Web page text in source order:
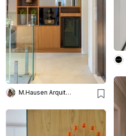
M.Hausen Arquitetura